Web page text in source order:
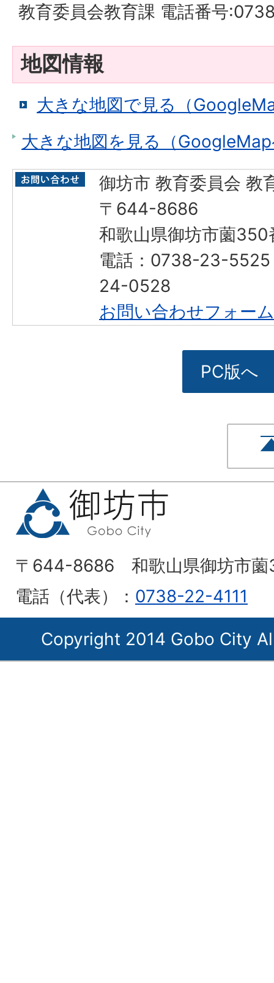
教育委員会教育課 電話番号
地図情報
大きな地図で見る（
大きな地図を見る（
御坊市 教育委員会 教
〒644-8686
和歌山県御坊市薗350
電話：0738-23-
24-0528
お問い合わせフォーム
PC版へ
〒644-8686 和歌山県御坊市薗
電話（代表）： 0738-22-4111
Copyright 2014 Gobo City